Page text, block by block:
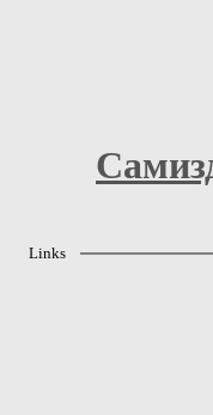
Links